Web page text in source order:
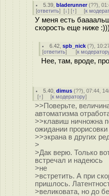
5.39 ,bladerunner(??),
[ответить] [↓] [↑] [к
У меня есть
скорость еще ниже
6.42 ,spb_nick (?),
[ответить] [к
Нее, там, вроде,
5.40 ,dimus (??), 07:44,
[↑] [к модератору]
>>Поверьте,
автоматизма
>>клавиш ничножна
ожидании прорисовки
>>экрана в других
>
>Дак верю. Только
встречал и надеюсь
>не
>встретить. А при
пришлось.
>великовата, но до